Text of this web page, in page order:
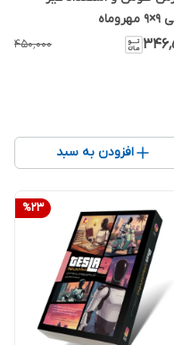
۴۵۰٬۰۰۰
افزودن به سبد
%23